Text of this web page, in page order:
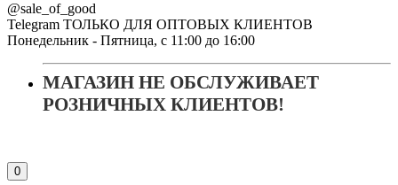
@sale_of_good
Telegram ТОЛЬКО ДЛЯ ОПТОВЫХ КЛИЕНТОВ
Понедельник - Пятница, с 11:00 до 16:00
МАГАЗИН НЕ ОБСЛУЖИВАЕТ
РОЗНИЧНЫХ КЛИЕНТОВ!
0